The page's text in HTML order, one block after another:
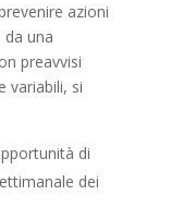
azioni
una
preavvisi
variabili, si
di
dei